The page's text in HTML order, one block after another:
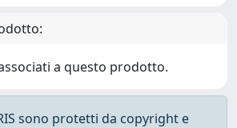
a questo prodotto.
sono protetti da copyright e